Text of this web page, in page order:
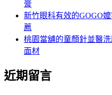
膏
新竹眼科有效的GOGO
薦
桃園當舖的童顏針並醫
面材
近期留言